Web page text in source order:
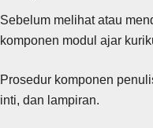
Sebelum melihat atau
komponen modul ajar
Prosedur komponen
inti, dan lampiran.